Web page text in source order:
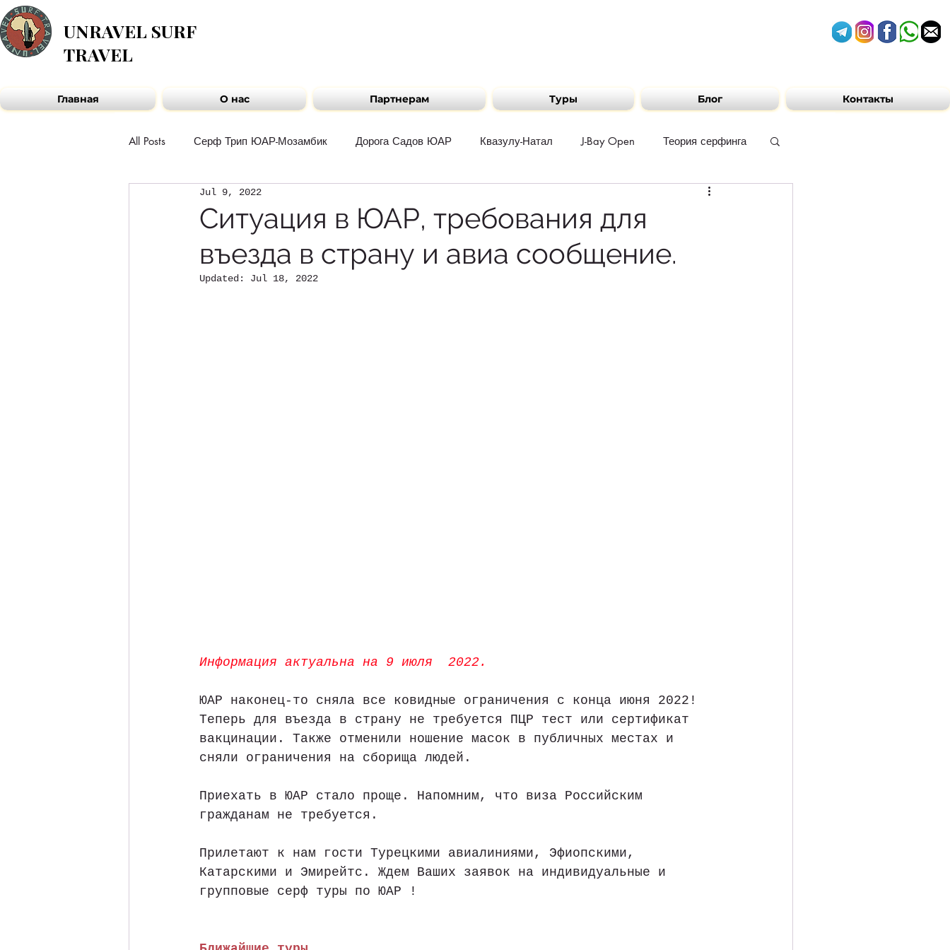
UNRAVEL SURF
TRAVEL
Главная О нас Партнерам Туры Блог Контакты
All Posts Серф Трип ЮАР-Мозамбик Дорога Садов ЮАР Квазулу-Натал J-Bay Open Теория серфинга
Рассказы гостей
Новости Африканского континента
Ситуация в ЮАР, требования для
въезда в страну и авиа сообщение.
Jul 9, 2022
Updated: Jul 18, 2022
Информация актуальна на 9 июля  2022.
ЮАР наконец-то сняла все ковидные ограничения с конца июня 2022!
Теперь для въезда в страну не требуется ПЦР тест или сертификат
вакцинации. Также отменили ношение масок в публичных местах и
сняли ограничения на сборища людей.
Приехать в ЮАР стало проще. Напомним, что виза Российским
гражданам не требуется.
Прилетают к нам гости Турецкими авиалиниями, Эфиопскими,
Катарскими и Эмирейтс. Ждем Ваших заявок на индивидуальные и
групповые серф туры по ЮАР !